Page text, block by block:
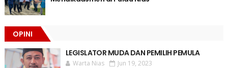
OPINI
LEGISLATOR MUDA DAN PEMILIH PEMULA
Warta Nias Jun 19, 2023